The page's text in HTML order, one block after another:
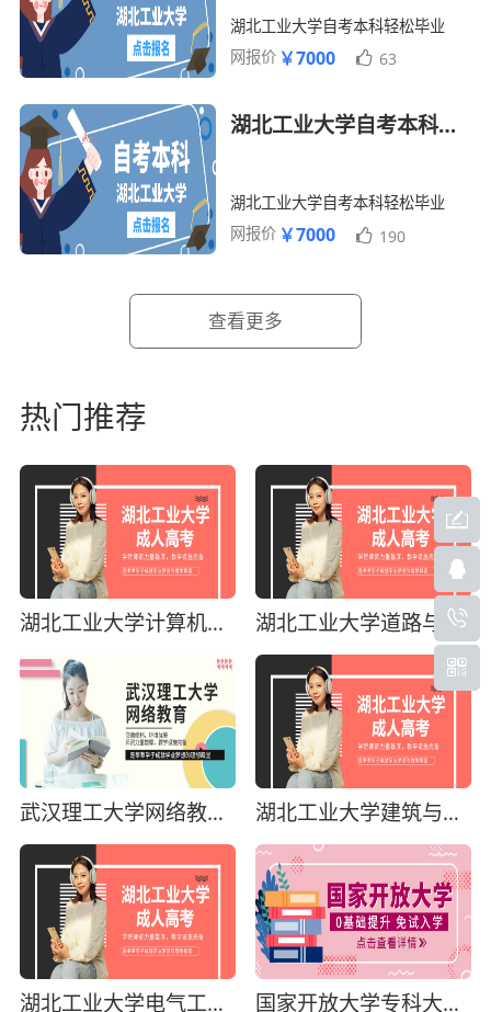
湖北工业大学自考本科轻松毕业
网报价 ￥7000 63
湖北工业大学自考本科金融学
湖北工业大学自考本科轻松毕业
网报价 ￥7000 190
查看更多
热门推荐
湖北工业大学计算机科学与技术 湖北工业大学道路与桥梁工程技术
武汉理工大学网络教育招生简章 湖北工业大学建筑与工程技术
湖北工业大学电气工程及其自动化 国家开放大学专科大数据技术专业